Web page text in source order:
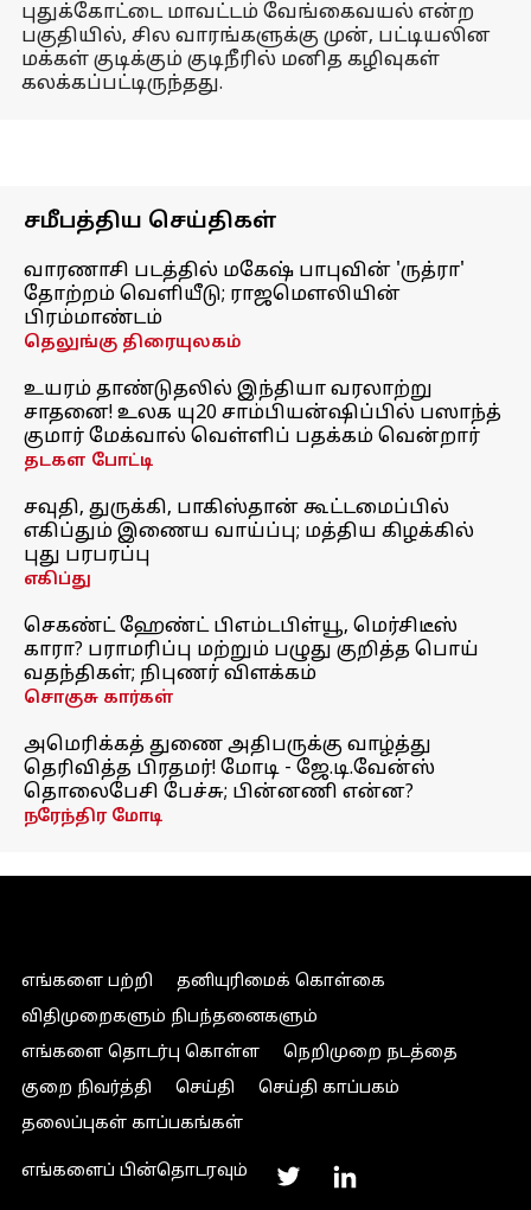
புதுக்கோட்டை மாவட்டம் வேங்கைவயல் என்ற
பகுதியில், சில வாரங்களுக்கு முன், பட்டியலின
மக்கள் குடிக்கும் குடிநீரில் மனித கழிவுகள்
கலக்கப்பட்டிருந்தது.
சமீபத்திய செய்திகள்
வாரணாசி படத்தில் மகேஷ் பாபுவின் 'ருத்ரா'
தோற்றம் வெளியீடு; ராஜமௌலியின்
பிரம்மாண்டம்
தெலுங்கு திரையுலகம்
உயரம் தாண்டுதலில் இந்தியா வரலாற்று
சாதனை! உலக யு20 சாம்பியன்ஷிப்பில் பஸாந்த்
குமார் மேக்வால் வெள்ளிப் பதக்கம் வென்றார்
தடகள போட்டி
சவுதி, துருக்கி, பாகிஸ்தான் கூட்டமைப்பில்
எகிப்தும் இணைய வாய்ப்பு; மத்திய கிழக்கில்
புது பரபரப்பு
எகிப்து
செகண்ட் ஹேண்ட் பிஎம்டபிள்யூ, மெர்சிடீஸ்
காரா? பராமரிப்பு மற்றும் பழுது குறித்த பொய்
வதந்திகள்; நிபுணர் விளக்கம்
சொகுசு கார்கள்
அமெரிக்கத் துணை அதிபருக்கு வாழ்த்து
தெரிவித்த பிரதமர்! மோடி - ஜே.டி.வேன்ஸ்
தொலைபேசி பேச்சு; பின்னணி என்ன?
நரேந்திர மோடி
எங்களை பற்றி
தனியுரிமைக் கொள்கை
விதிமுறைகளும் நிபந்தனைகளும்
எங்களை தொடர்பு கொள்ள
நெறிமுறை நடத்தை
குறை நிவர்த்தி
செய்தி
செய்தி காப்பகம்
தலைப்புகள் காப்பகங்கள்
எங்களைப் பின்தொடரவும்